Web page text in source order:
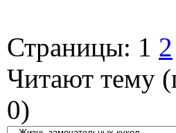
Страницы: 1 2
Читают тему
0)